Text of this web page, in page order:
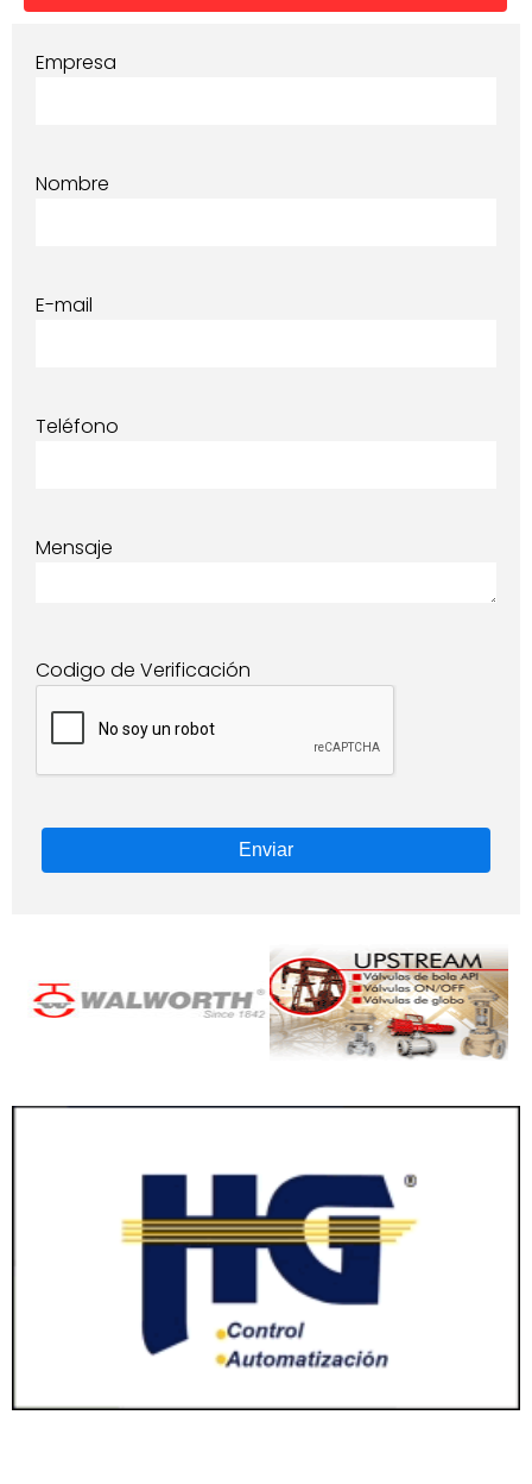
Empresa
Nombre
E-mail
Teléfono
Mensaje
Codigo de Verificación
Enviar